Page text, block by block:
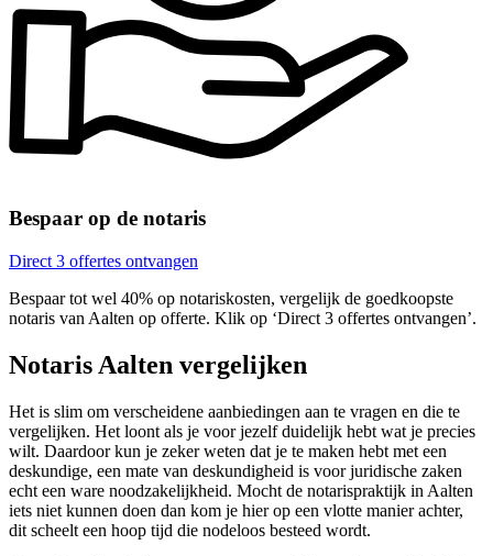
Bespaar op de notaris
Direct 3 offertes ontvangen
Bespaar tot wel 40% op notariskosten, vergelijk de goedkoopste
notaris van Aalten op offerte. Klik op ‘Direct 3 offertes ontvangen’.
Notaris Aalten vergelijken
Het is slim om verscheidene aanbiedingen aan te vragen en die te
vergelijken. Het loont als je voor jezelf duidelijk hebt wat je precies
wilt. Daardoor kun je zeker weten dat je te maken hebt met een
deskundige, een mate van deskundigheid is voor juridische zaken
echt een ware noodzakelijkheid. Mocht de notarispraktijk in Aalten
iets niet kunnen doen dan kom je hier op een vlotte manier achter,
dit scheelt een hoop tijd die nodeloos besteed wordt.